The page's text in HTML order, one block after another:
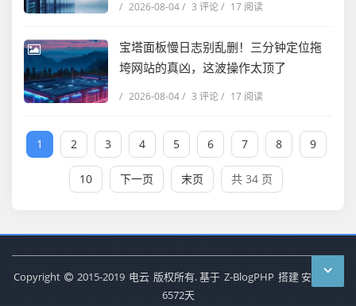
/ 2026-08-04/ 3 评论/ 17 阅读
宝塔面板慢日志别乱删！三分钟定位拖
垮网站的真凶，这波操作太顶了
/ 2026-08-04/ 3 评论/ 17 阅读
1 2 3 4 5 6 7 8 9
10 下一页 末页 共 34 页
Copyright 2015-2019 电云 版权所有. 基于 Z-BlogPHP 搭建 安全运行
6572天